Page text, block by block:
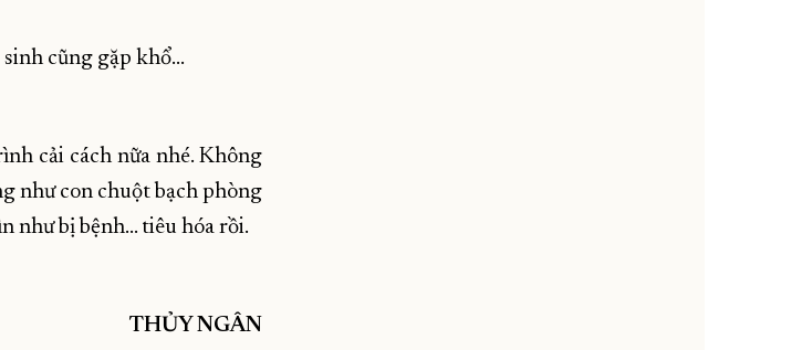
cũng gặp khổ...
cải cách nữa nhé. Không
như con chuột bạch phòng
như bị bệnh... tiêu hóa rồi.
THỦY NGÂN